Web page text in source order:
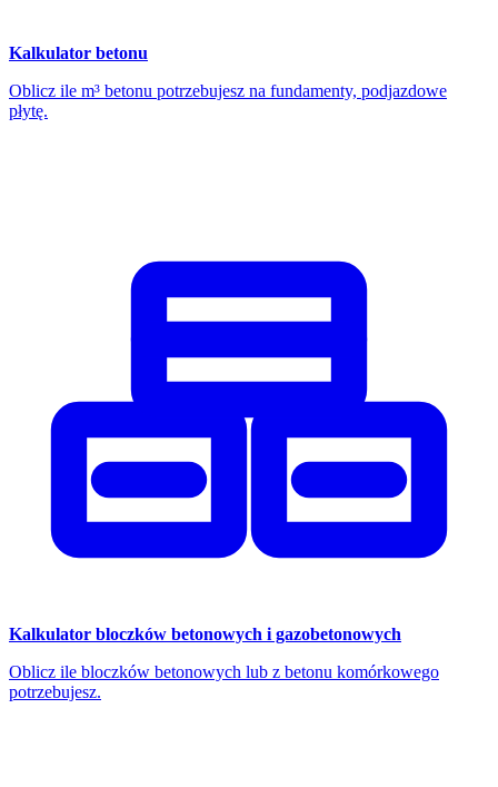
Kalkulator betonu
Oblicz ile m³ betonu potrzebujesz na fundamenty, podjazdowe
płytę.
Kalkulator bloczków betonowych i gazobetonowych
Oblicz ile bloczków betonowych lub z betonu komórkowego
potrzebujesz.